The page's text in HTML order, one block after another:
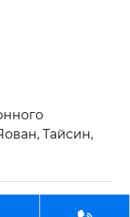
Тайсин,